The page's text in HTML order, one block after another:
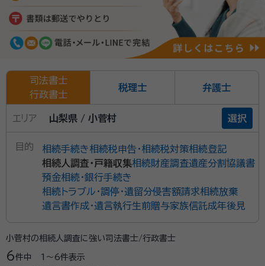
司法書士
行政書士
税理士 弁護士
エリア 山梨県 / 小菅村 選択
目的 相続手続き相続税申告・相続税対策相続登記
相続人調査・戸籍収集相続財産調査遺産分割協議書
預金相続・銀行手続き
相続トラブル・調停・遺留分侵害額請求相続放棄
遺言書作成・遺言執行生前贈与家族信託成年後見
小菅村の相続人調査に強い司法書士/行政書士
6件中 1〜6件表示